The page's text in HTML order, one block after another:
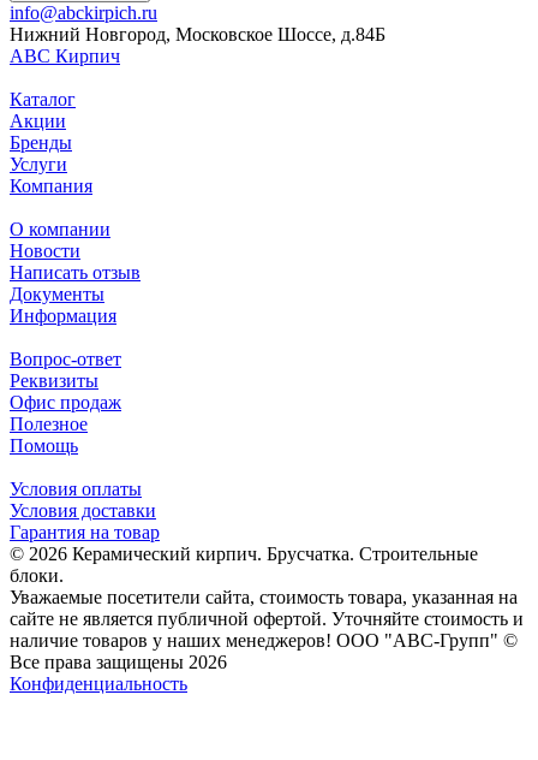
info@abckirpich.ru
Нижний Новгород, Московское Шоссе, д.84Б
АВС Кирпич
Каталог
Акции
Бренды
Услуги
Компания
О компании
Новости
Написать отзыв
Документы
Информация
Вопрос-ответ
Реквизиты
Офис продаж
Полезное
Помощь
Условия оплаты
Условия доставки
Гарантия на товар
© 2026 Керамический кирпич. Брусчатка. Строительные
блоки.
Уважаемые посетители сайта, стоимость товара, указанная на
сайте не является публичной офертой. Уточняйте стоимость и
наличие товаров у наших менеджеров! ООО "АВС-Групп" ©
Все права защищены 2026
Конфиденциальность